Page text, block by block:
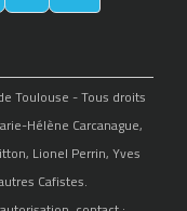
Toulouse - Tous droits
Hélène Carcanague,
Lionel Perrin, Yves
Cafistes.